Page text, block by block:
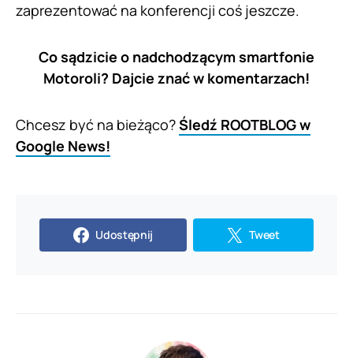
zaprezentować na konferencji coś jeszcze.
Co sądzicie o nadchodzącym smartfonie
Motoroli? Dajcie znać w komentarzach!
Chcesz być na bieżąco?Śledź ROOTBLOG w
Google News!
Udostępnij Tweet